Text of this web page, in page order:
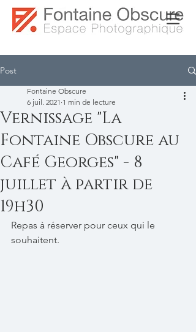
Post
Vernissage "La
Fontaine Obscure au
Café Georges" - 8
juillet à partir de
19h30
Fontaine Obscure
6 juil. 2021 1 min de lecture
Repas à réserver pour ceux qui le
souhaitent.